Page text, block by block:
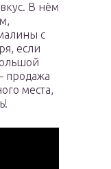
В нём
с
если
продажа
места,